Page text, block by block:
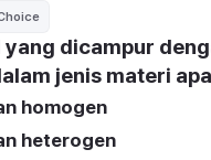
dicampur
jenis materi
homogen
heterogen